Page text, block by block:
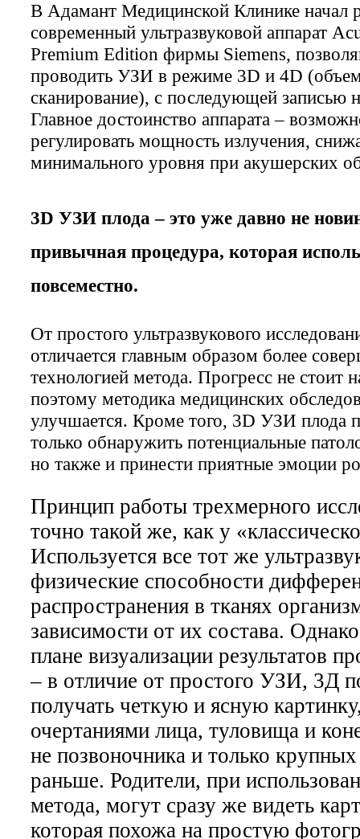
В Адамант Медицинской Клинике начал
современный ультразвуковой аппарат
Premium Edition фирмы Siemens,
проводить УЗИ в режиме 3D и 4D
сканирование), с последующей записью
Главное достоинство аппарата –
регулировать мощность излучения,
минимального уровня при акушерских
3D УЗИ плода – это уже давно не
привычная процедура, которая
повсеместно.
От простого ультразвукового
отличается главным образом более
технологией метода. Прогресс не стоит
поэтому методика медицинских
улучшается. Кроме того, 3D УЗИ плода
только обнаружить потенциальные
но также и принести приятные эмоции
Принцип работы трехмерного
точно такой же, как у
Используется все тот же
физические способности
распространения в тканях
зависимости от их состава.
плане визуализации результатов
– в отличие от простого УЗИ, 3Д
получать четкую и ясную
очертаниями лица, туловища и
не позвоночника и только крупных
раньше. Родители, при
метода, могут сразу же видеть
которая похожа на простую